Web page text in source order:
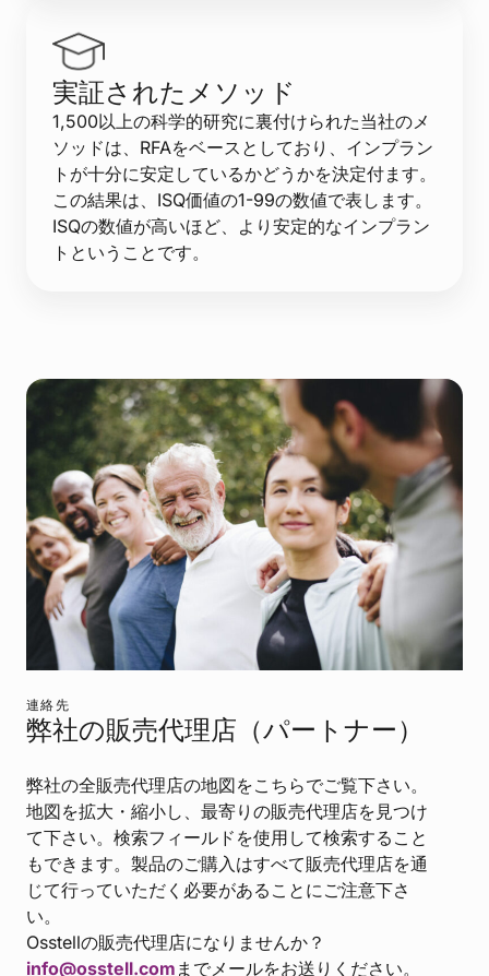
実証されたメソッド
1,500以上の科学的研究に裏付けられた当社のメ
ソッドは、RFAをベースとしており、インプラン
トが十分に安定しているかどうかを決定付ます。
この結果は、ISQ価値の1-99の数値で表します。
ISQの数値が高いほど、より安定的なインプラン
トということです。
連絡先
弊社の販売代理店（パートナー）
弊社の全販売代理店の地図をこちらでご覧下さい。
地図を拡大・縮小し、最寄りの販売代理店を見つけ
て下さい。検索フィールドを使用して検索すること
もできます。製品のご購入はすべて販売代理店を通
じて行っていただく必要があることにご注意下さ
い。
Osstellの販売代理店になりませんか？
info@osstell.com までメールをお送りください。